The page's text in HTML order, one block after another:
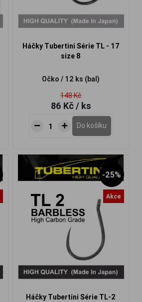
Háčky Tubertini Série TL - 17
size 8
Očko / 12 ks (bal)
148 Kč
86 Kč/ ks
Do košíku
-25%
Akce
Háčky Tubertini Série TL-2